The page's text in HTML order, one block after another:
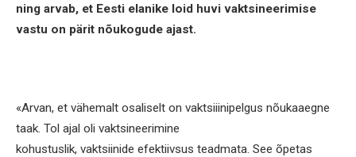
ning arvab, et Eesti elanike loid huvi vaktsineerimise
vastu on pärit nõukogude ajast.
«Arvan, et vähemalt osaliselt on vaktsiiinipelgus nõukaaegne
taak. Tol ajal oli vaktsineerimine
kohustuslik, vaktsiinide efektiivsus teadmata. See õpetas